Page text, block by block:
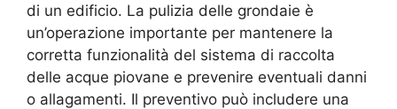
di un edificio. La pulizia delle grondaie è
un’operazione importante per mantenere la
corretta funzionalità del sistema di raccolta
delle acque piovane e prevenire eventuali danni
o allagamenti. Il preventivo può includere una